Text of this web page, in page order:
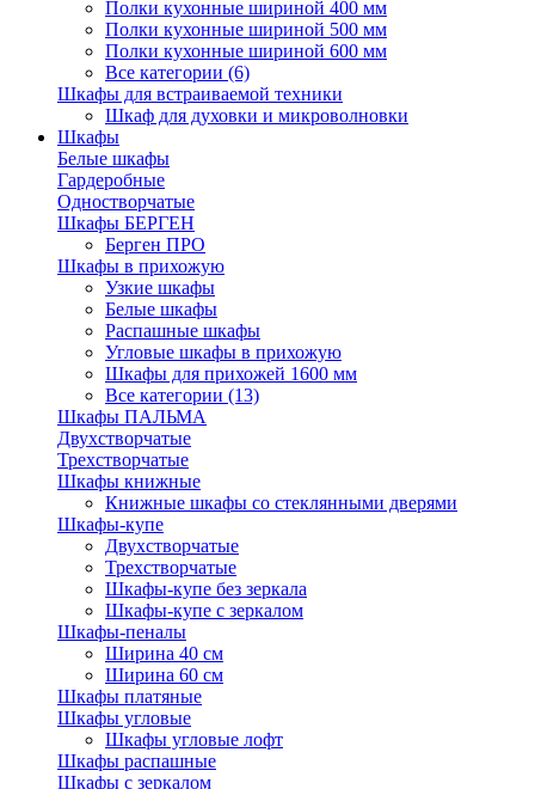
Полки кухонные шириной 400 мм
Полки кухонные шириной 500 мм
Полки кухонные шириной 600 мм
Все категории (6)
Шкафы для встраиваемой техники
Шкаф для духовки и микроволновки
Шкафы
Белые шкафы
Гардеробные
Одностворчатые
Шкафы БЕРГЕН
Берген ПРО
Шкафы в прихожую
Узкие шкафы
Белые шкафы
Распашные шкафы
Угловые шкафы в прихожую
Шкафы для прихожей 1600 мм
Все категории (13)
Шкафы ПАЛЬМА
Двухстворчатые
Трехстворчатые
Шкафы книжные
Книжные шкафы со стеклянными дверями
Шкафы-купе
Двухстворчатые
Трехстворчатые
Шкафы-купе без зеркала
Шкафы-купе с зеркалом
Шкафы-пеналы
Ширина 40 см
Ширина 60 см
Шкафы платяные
Шкафы угловые
Шкафы угловые лофт
Шкафы распашные
Шкафы с зеркалом